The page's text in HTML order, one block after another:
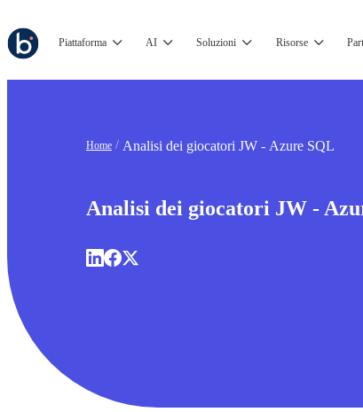
Piattaforma AI Soluzioni Risorse
Home Analisi dei giocatori JW - Azure SQL
Analisi dei giocatori JW -